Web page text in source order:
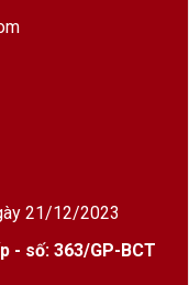
21/12/2023
- số: 363/GP-BCT